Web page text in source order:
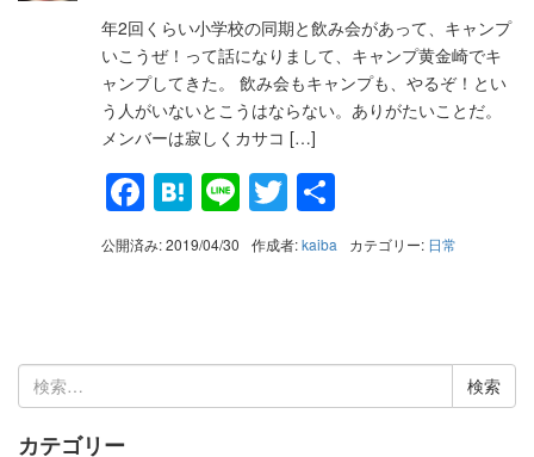
年2回くらい小学校の同期と飲み会があって、キャンプ
いこうぜ！って話になりまして、キャンプ黄金崎でキ
ャンプしてきた。 飲み会もキャンプも、やるぞ！とい
う人がいないとこうはならない。ありがたいことだ。
メンバーは寂しくカサコ […]
Facebook
Hatena
LineTwitter
有
公開済み: 2019/04/30 作成者:kaiba カテゴリー: 日常
検
索:
カテゴリー